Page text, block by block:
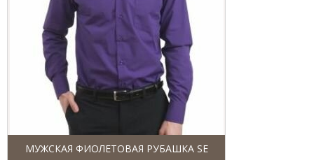
МУЖСКАЯ ФИОЛЕТОВАЯ РУБАШКА SE